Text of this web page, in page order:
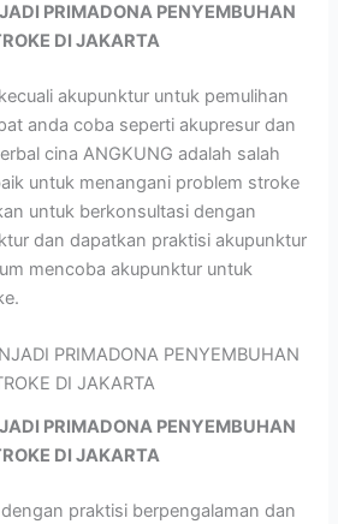
PRIMADONA PENYEMBUHAN
DI JAKARTA
akupunktur untuk pemulihan
anda coba seperti akupresur dan
cina ANGKUNG adalah salah
untuk menangani problem stroke
untuk berkonsultasi dengan
dan dapatkan praktisi akupunktur
mencoba akupunktur untuk
PRIMADONA PENYEMBUHAN
DI JAKARTA
praktisi berpengalaman dan